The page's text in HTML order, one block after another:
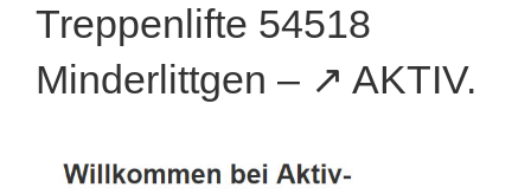
Treppenlifte 54518
Minderlittgen – ↗️ AKTIV.